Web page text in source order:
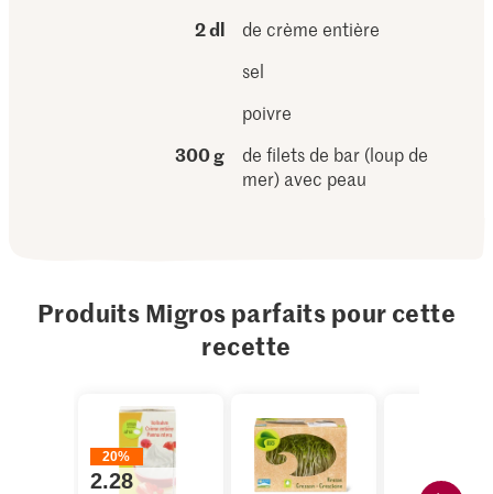
2 dl
de crème entière
sel
poivre
300 g
de filets de bar (loup de
mer) avec peau
Produits Migros parfaits pour cette
recette
20%
2.28